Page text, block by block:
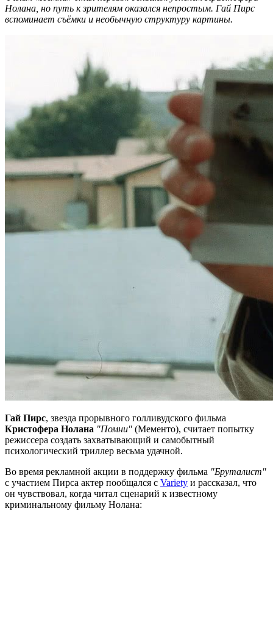
Нолана, но путь к зрителям оказался непростым. Гай Пирс
вспоминает съёмки и необычную структуру картины.
Гай Пирс, звезда прорывного голливудского фильма
Кристофера Нолана "Помни" (Мементо), считает попытку
режиссера создать захватывающий и самобытный
психологический триллер весьма удачной.
Во время рекламной акции в поддержку фильма "Бруталист"
с участием Пирса актер пообщался с Variety и рассказал, что
он чувствовал, когда читал сценарий к известному
криминальному фильму Нолана: